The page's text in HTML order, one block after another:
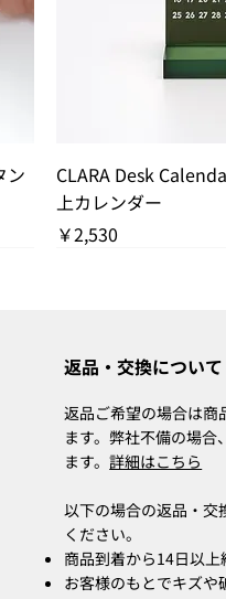
ン
クイック
CLARA Desk
上カレンダー
価格
￥2,530
クイッ
CLARA Deskクイッ
CLARA Calendar
返品・交換について
返品ご希望の場合は商
ます。弊社不備の場合
ます。詳細はこちら
以下の場合の返品・交
ください。
商品到着から14日以
お客様のもとでキズや